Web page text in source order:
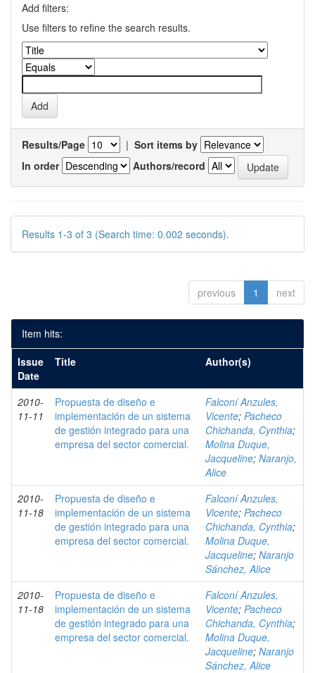
Add filters:
Use filters to refine the search results.
Results/Page | Sort items by
In order
Authors/record
Results 1-3 of 3 (Search time: 0.002 seconds).
previous 1 next
Item hits:
Issue
Date
Title Author(s)
2010-
11-11
Propuesta de diseño e
implementación de un sistema
de gestión integrado para una
empresa del sector comercial.
Falconí Anzules,
Vicente; Pacheco
Chichanda, Cynthia;
Molina Duque,
Jacqueline; Naranjo,
Alice
2010-
11-18
Propuesta de diseño e
implementación de un sistema
de gestión integrado para una
empresa del sector comercial.
Falconí Anzules,
Vicente; Pacheco
Chichanda, Cynthia;
Molina Duque,
Jacqueline; Naranjo
Sánchez, Alice
2010-
11-18
Propuesta de diseño e
implementación de un sistema
de gestión integrado para una
empresa del sector comercial.
Falconí Anzules,
Vicente; Pacheco
Chichanda, Cynthia;
Molina Duque,
Jacqueline; Naranjo
Sánchez, Alice